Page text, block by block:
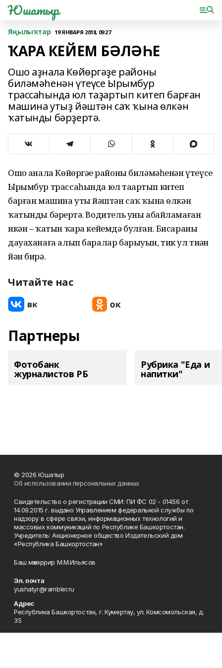
Юшатыр
Яңылыҡтар 19 ЯНВАРЯ 2018, 09:27
ҠАРА КЕЙЕМ БӘЛӘҺЕ
Ошо аҙнала Көйөргәҙе районы
биләмәһенән үтеүсе Ырымбур
трассаһында юл таҙартып китеп барған
машина утыҙ йәштән саҡ ҡына өлкән
ҡатынды бәрҙертә.
Ошо аҙнала Көйөргәҙе районы биләмәһенән үтеүсе
Ырымбур трассаһында юл таҙартып китеп
барған машина утыҙ йәштән саҡ ҡына өлкән
ҡатынды бәрҙертә. Водитель уны абайламаған
икән – ҡатын ҡара кейемдә булған. Бисараны
дауаханаға алып баралар барыуын, тик ул тиҙҙән
йән бирә.
Читайте нас
Партнеры
Фотобанк
журналистов РБ
Рубрика "Еда и
напитки"
© 2026 Юшатыр
Об использовании персональных данных
Свидетельство о регистрации СМИ: ПИ ФС 02 - 01456 от
14.09.2015 г. выдано Управлением федеральной службы по
надзору в сфере связи, информационных технологий и
массовых коммуникаций по Республике Башкортостан.
Учредитель: Акционерное общество Издательский дом
«Республика Башкортостан»
Баш мөхәррир М.М.Ильясов
Эл. почта
yushatyr@rambler.ru
Адрес
Республика Башкортостан, г. Кумертау, ул. Комсомольская, д.
35
Редакция